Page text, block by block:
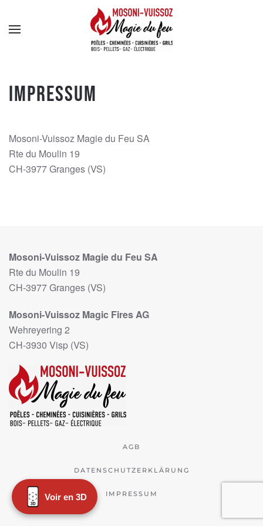
Impressum
Mosoni-Vuissoz Magie du Feu SA
Rte du Moulin 19
CH-3977 Granges (VS)
Mosoni-Vuissoz Magie du Feu SA
Rte du Moulin 19
CH-3977 Granges (VS)
Mosoni-Vuissoz Magic Fires AG
Wehreyering 2
CH-3930 Visp (VS)
AGB
DATENSCHUTZERKLÄRUNG
IMPRESSUM
Voir en 3D